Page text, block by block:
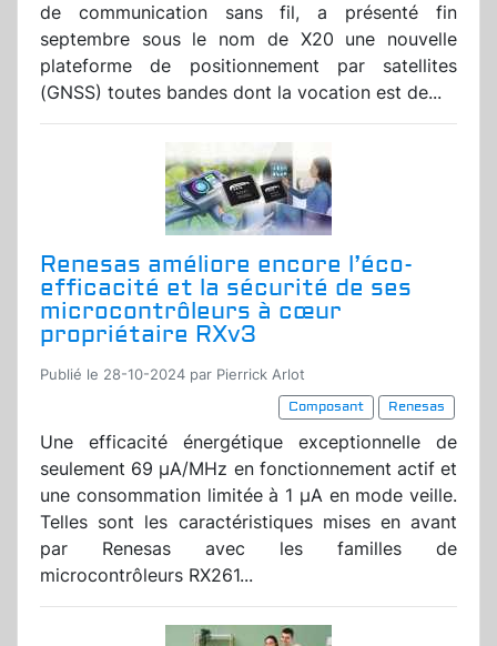
de communication sans fil, a présenté fin
septembre sous le nom de X20 une nouvelle
plateforme de positionnement par satellites
(GNSS) toutes bandes dont la vocation est de...
Renesas améliore encore l’éco-
efficacité et la sécurité de ses
microcontrôleurs à cœur
propriétaire RXv3
Publié le 28-10-2024 par Pierrick Arlot
Composant
Renesas
Une efficacité énergétique exceptionnelle de
seulement 69 μA/MHz en fonctionnement actif et
une consommation limitée à 1 μA en mode veille.
Telles sont les caractéristiques mises en avant
par Renesas avec les familles de
microcontrôleurs RX261...